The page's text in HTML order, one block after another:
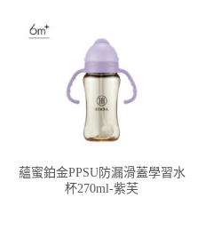
蘊蜜鉑金PPSU防漏滑蓋學習水
杯270ml-紫芙